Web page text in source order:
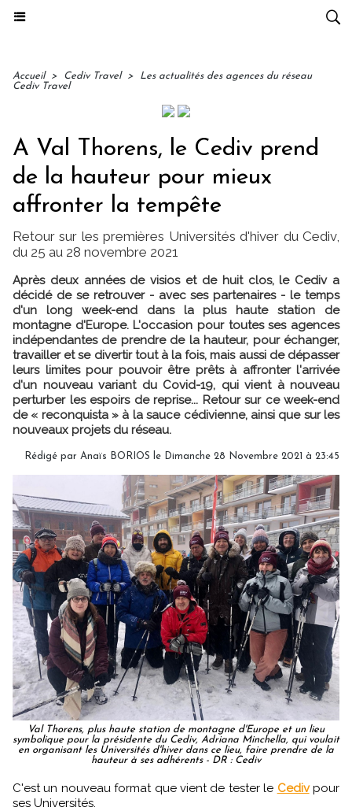
Accueil > Cediv Travel >
Les actualités des agences du réseau
Cediv Travel
A Val Thorens, le Cediv prend
de la hauteur pour mieux
affronter la tempête
Retour sur les premières Universités d'hiver du Cediv,
du 25 au 28 novembre 2021
Après deux années de visios et de huit clos, le Cediv a
décidé de se retrouver - avec ses partenaires - le temps
d'un long week-end dans la plus haute station de
montagne d'Europe. L'occasion pour toutes ses agences
indépendantes de prendre de la hauteur, pour échanger,
travailler et se divertir tout à la fois, mais aussi de dépasser
leurs limites pour pouvoir être prêts à affronter l'arrivée
d'un nouveau variant du Covid-19, qui vient à nouveau
perturber les espoirs de reprise... Retour sur ce week-end
de « reconquista » à la sauce cédivienne, ainsi que sur les
nouveaux projets du réseau.
Rédigé par Anaïs BORIOS le Dimanche 28 Novembre 2021 à 23:45
Val Thorens, plus haute station de montagne d'Europe et un lieu
symbolique pour la présidente du Cediv, Adriana Minchella, qui voulait
en organisant les Universités d'hiver dans ce lieu, faire prendre de la
hauteur à ses adhérents - DR : Cediv
C'est un nouveau format que vient de tester le Cedivpour
ses Universités.